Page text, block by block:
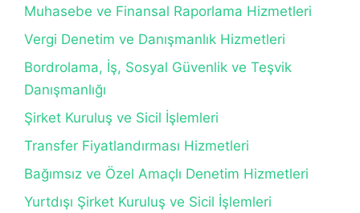
Muhasebe ve Finansal Raporlama Hizmetleri
Vergi Denetim ve Danışmanlık Hizmetleri
Bordrolama, İş, Sosyal Güvenlik ve Teşvik
Danışmanlığı
Şirket Kuruluş ve Sicil İşlemleri
Transfer Fiyatlandırması Hizmetleri
Bağımsız ve Özel Amaçlı Denetim Hizmetleri
Yurtdışı Şirket Kuruluş ve Sicil İşlemleri